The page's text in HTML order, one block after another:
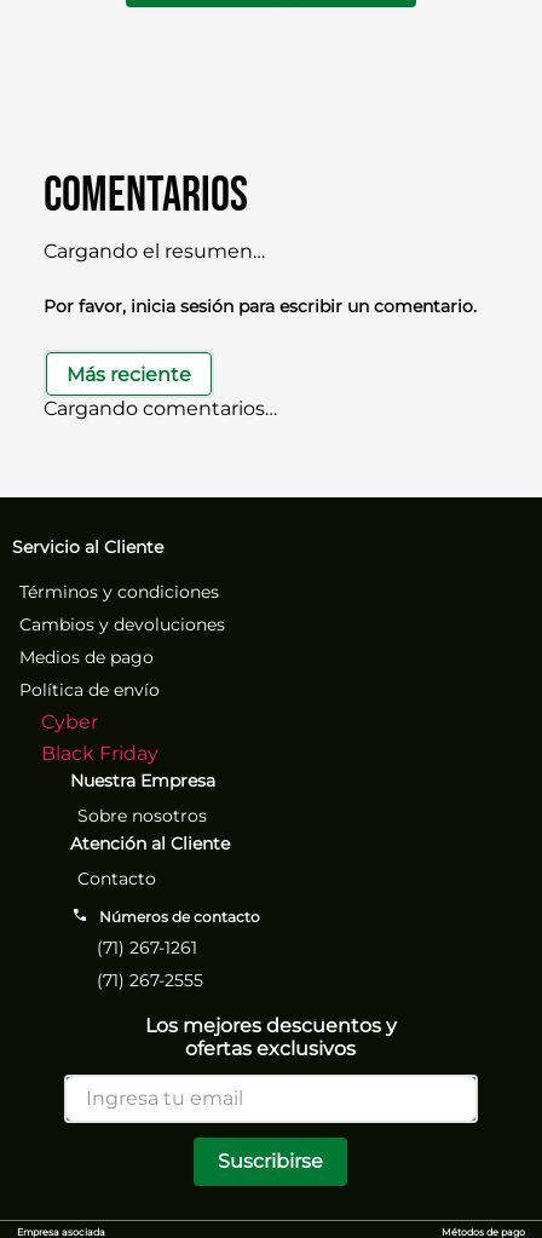
Comentarios
Cargando el resumen…
Por favor, inicia sesión para escribir un comentario.
Más reciente
Cargando comentarios…
Servicio al Cliente
Términos y condiciones
Cambios y devoluciones
Medios de pago
Política de envío
Cyber
Black Friday
Nuestra Empresa
Sobre nosotros
Atención al Cliente
Contacto
Números de contacto
(71) 267-1261
(71) 267-2555
Los mejores descuentos y
ofertas exclusivos
Suscribirse
Empresa asociada Métodos de pago